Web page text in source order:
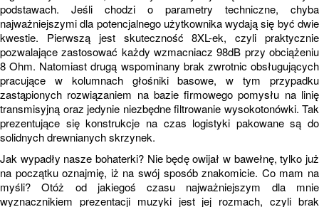
podstawach. Jeśli chodzi o parametry techniczne, chyba
najważniejszymi dla potencjalnego użytkownika wydają się być dwie
kwestie. Pierwszą jest skuteczność 8XL-ek, czyli praktycznie
pozwalające zastosować każdy wzmacniacz 98dB przy obciążeniu
8 Ohm. Natomiast drugą wspominany brak zwrotnic obsługujących
pracujące w kolumnach głośniki basowe, w tym przypadku
zastąpionych rozwiązaniem na bazie firmowego pomysłu na linię
transmisyjną oraz jedynie niezbędne filtrowanie wysokotonówki. Tak
prezentujące się konstrukcje na czas logistyki pakowane są do
solidnych drewnianych skrzynek.
Jak wypadły nasze bohaterki? Nie będę owijał w bawełnę, tylko już
na początku oznajmię, iż na swój sposób znakomicie. Co mam na
myśli? Otóż od jakiegoś czasu najważniejszym dla mnie
wyznacznikiem prezentacji muzyki jest jej rozmach, czyli brak